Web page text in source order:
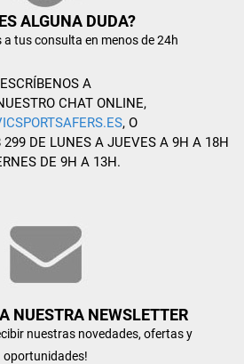
ALGUNA DUDA?
a tus consulta en menos de 24h
ESCRÍBENOS A
CHAT ONLINE,
, O
DE LUNES A JUEVES A 9H A 18H
DE 9H A 13H.
NUESTRA NEWSLETTER
nuestras novedades, ofertas y
oportunidades!